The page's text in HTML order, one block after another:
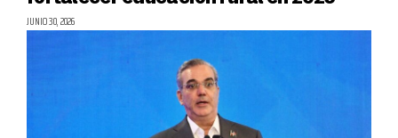
JUNIO 30, 2026